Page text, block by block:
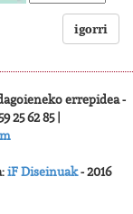
igorri
errepidea -
25 62 85 |
iF Diseinuak- 2016